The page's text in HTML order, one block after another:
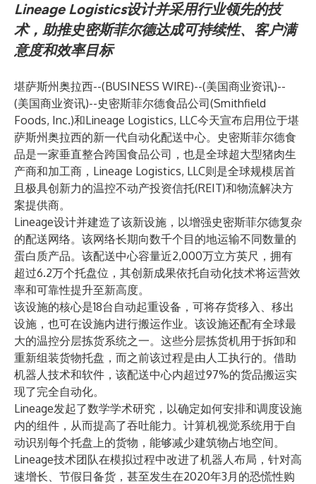
Lineage Logistics设计并采用行业领先的技
术，助推史密斯菲尔德达成可持续性、客户满
意度和效率目标
堪萨斯州奥拉西--(BUSINESS WIRE)--(美国商业资讯)--
(美国商业资讯)--史密斯菲尔德食品公司(Smithfield
Foods, Inc.)和Lineage Logistics, LLC今天宣布启用位于堪
萨斯州奥拉西的新一代自动化配送中心。史密斯菲尔德食
品是一家垂直整合跨国食品公司，也是全球超大型猪肉生
产商和加工商，Lineage Logistics, LLC则是全球规模居首
且极具创新力的温控不动产投资信托(REIT)和物流解决方
案提供商。
Lineage设计并建造了该新设施，以增强史密斯菲尔德复杂
的配送网络。该网络长期向数千个目的地运输不同数量的
蛋白质产品。该配送中心容量近2,000万立方英尺，拥有
超过6.2万个托盘位，其创新成果依托自动化技术将运营效
率和可靠性提升至新高度。
该设施的核心是18台自动起重设备，可将存货移入、移出
设施，也可在设施内进行搬运作业。该设施还配有全球最
大的温控分层拣货系统之一。这些分层拣货机用于拆卸和
重新组装货物托盘，而之前该过程是由人工执行的。借助
机器人技术和软件，该配送中心内超过97%的货品搬运实
现了完全自动化。
Lineage发起了数学学术研究，以确定如何安排和调度设施
内的组件，从而提高了吞吐能力。计算机视觉系统用于自
动识别每个托盘上的货物，能够减少建筑物占地空间。
Lineage技术团队在模拟过程中改进了机器人布局，针对高
速增长、节假日备货，甚至发生在2020年3月的恐慌性购